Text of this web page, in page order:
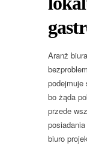
Aranż
podejmuje
bo żąda
przede
biuro